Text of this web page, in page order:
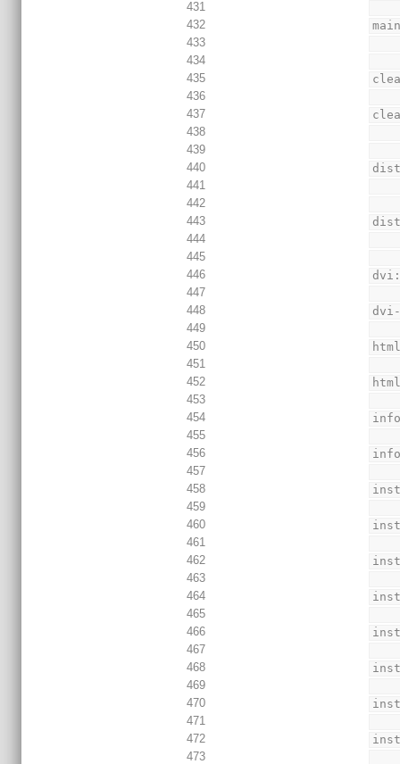
431
432
433
434
435
436
437
438
439
440
441
442
443
444
445
446
447
448
dvi-
449
450
451
452
453
454
455
456
457
458
459
460
461
462
463
464
465
466
467
468
469
470
471
472
473